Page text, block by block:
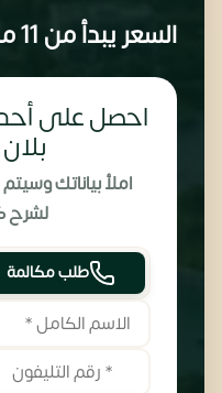
السعر يبدأ من11 مليون
احصل على
بلان PDF الآن
املأ بياناتك
لشرح
طلب مكالمة